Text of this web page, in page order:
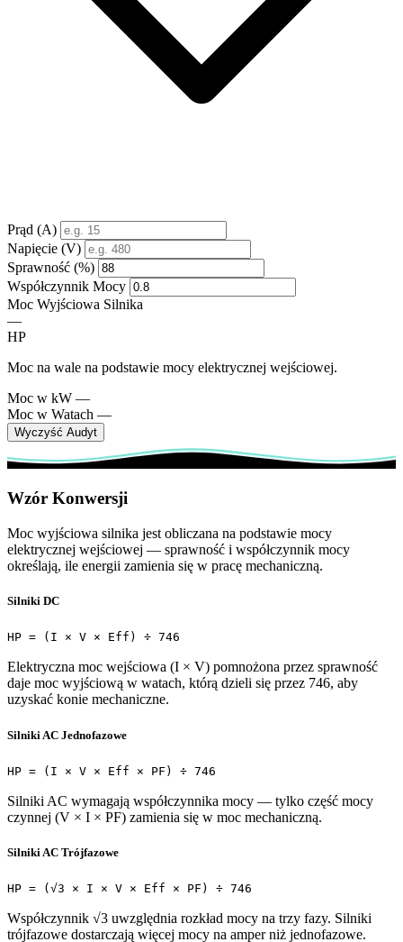
Prąd (A)
Napięcie (V)
Sprawność (%)
Współczynnik Mocy
Moc Wyjściowa Silnika
—
HP
Moc na wale na podstawie mocy elektrycznej wejściowej.
Moc w kW —
Moc w Watach —
Wyczyść Audyt
Wzór Konwersji
Moc wyjściowa silnika jest obliczana na podstawie mocy
elektrycznej wejściowej — sprawność i współczynnik mocy
określają, ile energii zamienia się w pracę mechaniczną.
Silniki DC
HP = (I × V × Eff) ÷ 746
Elektryczna moc wejściowa (I × V) pomnożona przez sprawność
daje moc wyjściową w watach, którą dzieli się przez 746, aby
uzyskać konie mechaniczne.
Silniki AC Jednofazowe
HP = (I × V × Eff × PF) ÷ 746
Silniki AC wymagają współczynnika mocy — tylko część mocy
czynnej (V × I × PF) zamienia się w moc mechaniczną.
Silniki AC Trójfazowe
HP = (√3 × I × V × Eff × PF) ÷ 746
Współczynnik √3 uwzględnia rozkład mocy na trzy fazy. Silniki
trójfazowe dostarczają więcej mocy na amper niż jednofazowe.